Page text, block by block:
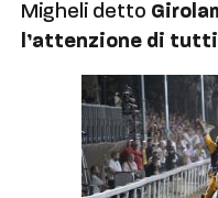
Migheli detto
l’attenzione di tutti